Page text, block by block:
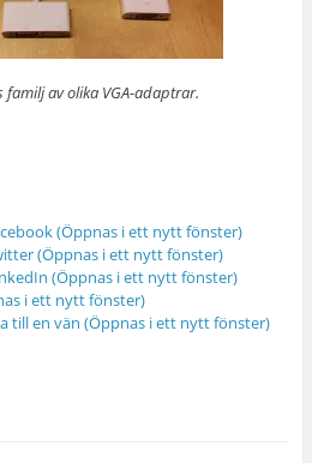
av olika VGA-adaptrar.
(Öppnas i ett nytt fönster)
(Öppnas i ett nytt fönster)
(Öppnas i ett nytt fönster)
i ett nytt fönster)
till en vän (Öppnas i ett nytt fönster)